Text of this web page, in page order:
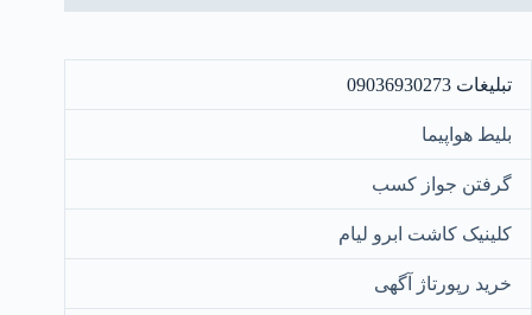
تبلیغات 09036930273
بلیط هواپیما
گرفتن جواز کسب
کلینیک کاشت ابرو لیام
خرید رپورتاژ آگهی